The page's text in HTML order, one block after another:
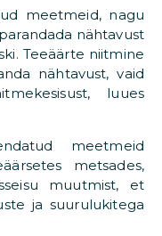
meetmeid, nagu
nähtavust
Teeäärte niitmine
nähtavust, vaid
luues
meetmeid
metsades,
muutmist, et
ja suurulukitega